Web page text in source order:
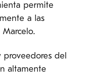
permite
a las
Marcelo.
proveedores del
altamente